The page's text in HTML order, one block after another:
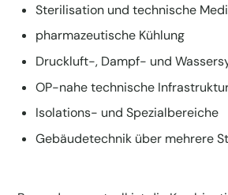
Sterilisation und technische
pharmazeutische Kühlung
Druckluft-, Dampf- und
OP-nahe technische
Isolations- und Spezialbereiche
Gebäudetechnik über mehrere